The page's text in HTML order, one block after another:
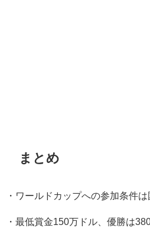
まとめ
・ワールドカップへの参加条件は
・最低賞金150万ドル、優勝は